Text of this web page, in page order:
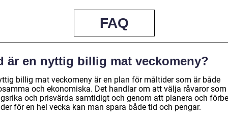
FAQ
är en nyttig billig mat veckomeny?
billig mat veckomeny är en plan för måltider som är både
och ekonomiska. Det handlar om att välja råvaror som
och prisvärda samtidigt och genom att planera och
för en hel vecka kan man spara både tid och pengar.